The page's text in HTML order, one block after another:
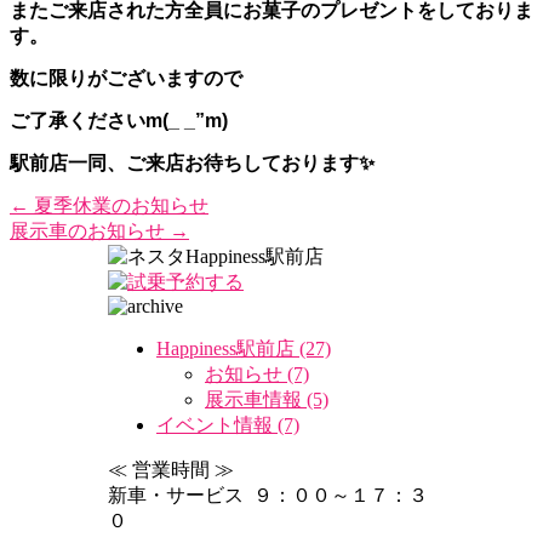
またご来店された方全員にお菓子のプレゼントをしておりま
す。
数に限りがございますので
ご了承くださいm(_ _”m)
駅前店一同、ご来店お待ちしております✨
← 夏季休業のお知らせ
展示車のお知らせ →
Happiness駅前店 (27)
お知らせ (7)
展示車情報 (5)
イベント情報 (7)
≪ 営業時間 ≫
新車・サービス ９：００～１７：３
０